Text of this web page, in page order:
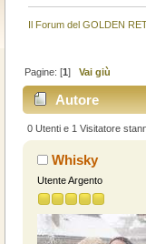
Il Forum del GOLDEN
Pagine: [1]Vai giù
Autore
0 Utenti e 1 Visitatore
Whisky
Utente Argento